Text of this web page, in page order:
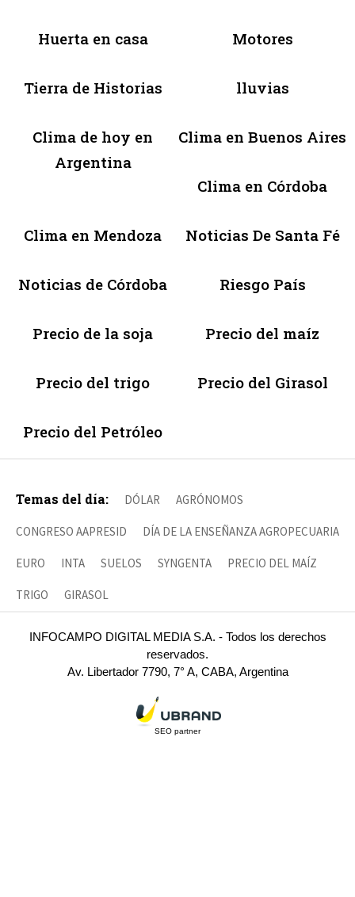
Huerta en casa Motores
Tierra de Historias lluvias
Clima de hoy en
Argentina
Clima en Buenos Aires
Clima en Córdoba
Clima en Mendoza Noticias De Santa Fé
Noticias de Córdoba Riesgo País
Precio de la soja Precio del maíz
Precio del trigo Precio del Girasol
Precio del Petróleo
Temas del día: DÓLAR AGRÓNOMOS
CONGRESO AAPRESID DÍA DE LA ENSEÑANZA AGROPECUARIA
EURO INTA SUELOS SYNGENTA PRECIO DEL MAÍZ
TRIGO GIRASOL
INFOCAMPO DIGITAL MEDIA S.A. - Todos los derechos
reservados.
Av. Libertador 7790, 7° A, CABA, Argentina
SEO partner